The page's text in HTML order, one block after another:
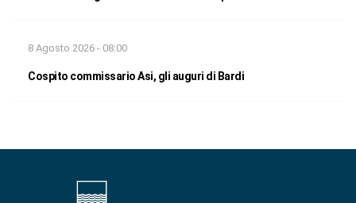
8 Agosto 2026 - 08:00
Cospito commissario Asi, gli auguri di Bardi